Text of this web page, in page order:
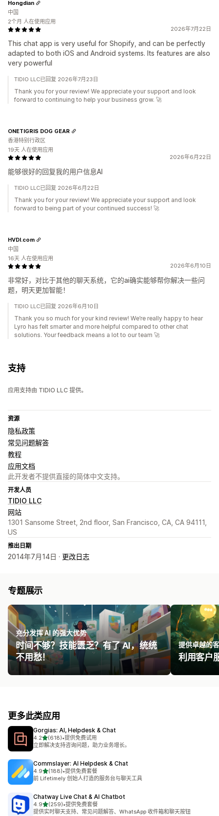
2026年7月22日
This chat app is very useful for Shopify, and can be perfectly
adapted to both iOS and Android systems. Its features are also
very powerful
Hongdian
中国
2个月 人在使用应用
TIDIO LLC已回复 2026年7月23日
Thank you for your review! We appreciate your support and look
forward to continuing to help your business grow. 🚀
2026年6月22日
能够很好的回复我的用户信息AI
ONETIGRIS DOG GEAR
香港特别行政区
19天 人在使用应用
TIDIO LLC已回复 2026年6月22日
Thank you for your review! We appreciate your support and look
forward to being part of your continued success! 🚀
2026年6月10日
非常好，对比于其他的聊天系统，它的ai确实能够帮你解决一些问
题，明天更加智能！
HVDI.com
中国
16天 人在使用应用
TIDIO LLC已回复 2026年6月10日
Thank you so much for your kind review! We’re really happy to hear
Lyro has felt smarter and more helpful compared to other chat
solutions. Your feedback means a lot to our team 🚀
支持
应用支持由 TIDIO LLC 提供。
资源
隐私政策
常见问题解答
教程
应用文档
此开发者不提供直接的简体中文支持。
开发人员
TIDIO LLC
网站
1301 Sansome Street, 2nd floor, San Francisco, CA, CA 94111,
US
推出日期
2014年7月14日 · 更改日志
专题展示
充分发挥 AI 的强大优势
时间不够？技能匮乏？有了 AI，统统
不用愁！
提供卓越的
利用客户
更多此类应用
Gorgias: AI, Helpdesk & Chat
4.2星（满分 5 星）
(618)
总共 618 条评论
•提供免费试用
立即解决支持咨询问题，助力业务增长。
Commslayer: AI Helpdesk & Chat
4.9星（满分 5 星）
(188)
总共 188 条评论
•提供免费套餐
前 Lifetimely 创始人打造的服务台与聊天工具
Chatway Live Chat & AI Chatbot
4.9星（满分 5 星）
(259)
总共 259 条评论
•提供免费套餐
提供实时聊天支持、常见问题解答、WhatsApp 收件箱和聊天按钮